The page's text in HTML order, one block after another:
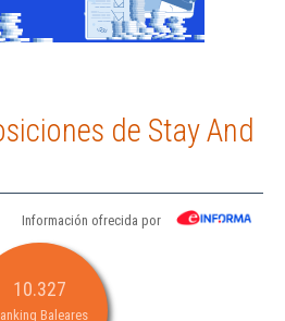
de Stay And
Información ofrecida por
10.327
Baleares